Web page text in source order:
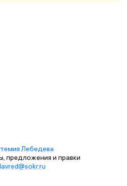
Лебедева
предложения и правки